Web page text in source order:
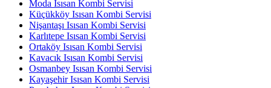
Moda Isısan Kombi Servisi
Küçükköy Isısan Kombi Servisi
Nişantaşı Isısan Kombi Servisi
Karlıtepe Isısan Kombi Servisi
Ortaköy Isısan Kombi Servisi
Kavacık Isısan Kombi Servisi
Osmanbey Isısan Kombi Servisi
Kayaşehir Isısan Kombi Servisi